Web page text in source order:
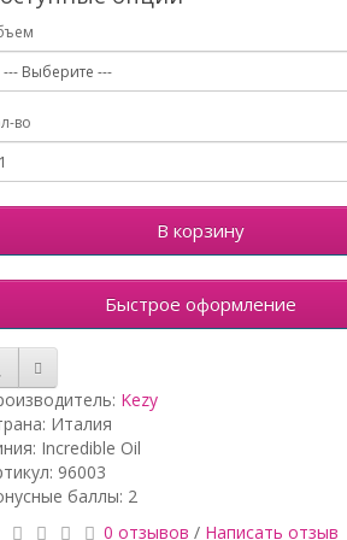
во
В корзину
Быстрое оформление
Kezy
Италия
Incredible Oil
96003
баллы: 2
0 отзывов / Написать отзыв